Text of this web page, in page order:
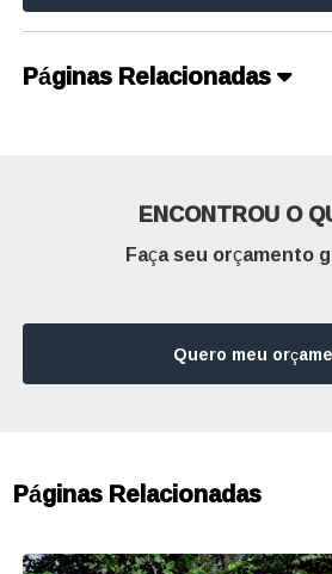
Páginas Relacionadas
ENCONTROU O
Faça seu orçamento
Quero meu
Páginas Relacionadas